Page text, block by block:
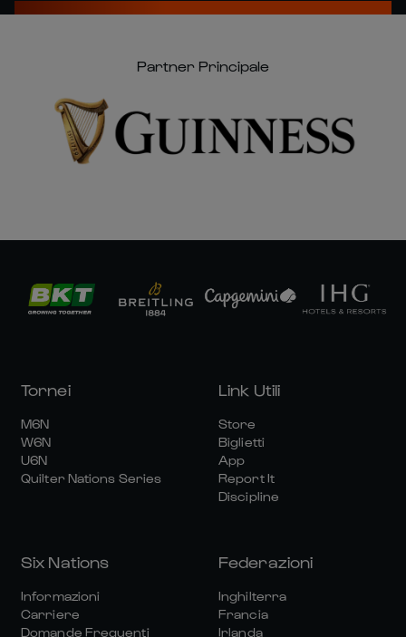
Partner Principale
Tornei
M6N
W6N
U6N
Quilter Nations Series
Link Utili
Store
Biglietti
App
Report It
Discipline
Six Nations
Informazioni
Carriere
Domande Frequenti
Federazioni
Inghilterra
Francia
Irlanda